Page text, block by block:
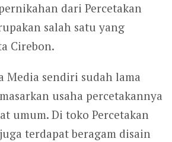
dari Percetakan
salah satu yang
Cirebon.
Media sendiri sudah lama
usaha percetakannya
umum. Di toko Percetakan
terdapat beragam disain